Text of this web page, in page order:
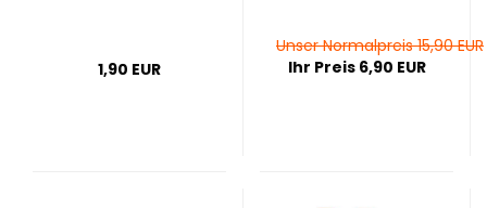
1,90 EUR
Unser Normalpreis 15,90 EUR
Ihr Preis 6,90 EUR